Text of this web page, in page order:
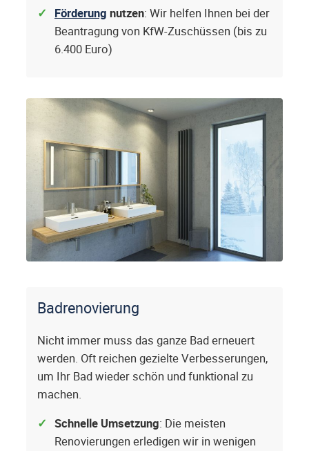
Förderung nutzen: Wir helfen Ihnen bei der
Beantragung von KfW-Zuschüssen (bis zu
6.400 Euro)
Badrenovierung
Nicht immer muss das ganze Bad erneuert
werden. Oft reichen gezielte Verbesserungen,
um Ihr Bad wieder schön und funktional zu
machen.
Schnelle Umsetzung: Die meisten
Renovierungen erledigen wir in wenigen